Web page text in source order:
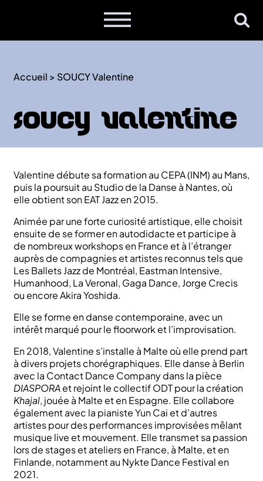
Accueil > SOUCY Valentine
SOUCY Valentine
Valentine débute sa formation au CEPA (INM) au Mans,
puis la poursuit au Studio de la Danse à Nantes, où
elle obtient son EAT Jazz en 2015.
Animée par une forte curiosité artistique, elle choisit
ensuite de se former en autodidacte et participe à
de nombreux workshops en France et à l’étranger
auprès de compagnies et artistes reconnus tels que
Les Ballets Jazz de Montréal, Eastman Intensive,
Humanhood, La Veronal, Gaga Dance, Jorge Crecis
ou encore Akira Yoshida.
Elle se forme en danse contemporaine, avec un
intérêt marqué pour le floorwork et l’improvisation.
En 2018, Valentine s’installe à Malte où elle prend part
à divers projets chorégraphiques. Elle danse à Berlin
avec la Contact Dance Company dans la pièce
DIASPORAet rejoint le collectif ODT pour la création
Khajal, jouée à Malte et en Espagne. Elle collabore
également avec la pianiste Yun Cai et d’autres
artistes pour des performances improvisées mêlant
musique live et mouvement. Elle transmet sa passion
lors de stages et ateliers en France, à Malte, et en
Finlande, notamment au Nykte Dance Festival en
2021.